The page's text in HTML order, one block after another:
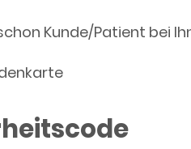
Kunde/Patient bei